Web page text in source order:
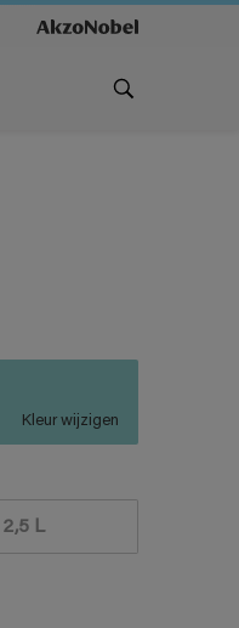
Kleur wijzigen
2,5 L